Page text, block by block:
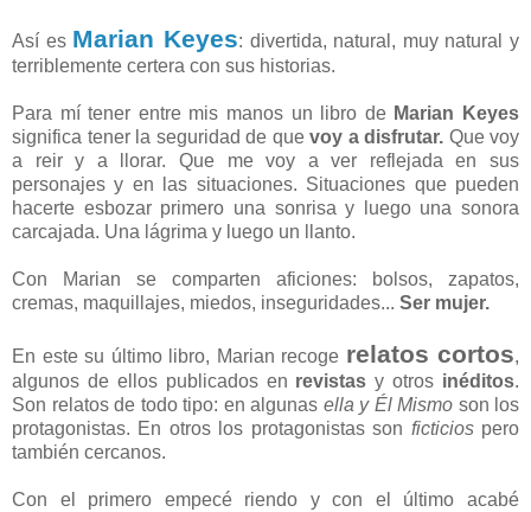
Así es Marian Keyes: divertida, natural, muy natural y
terriblemente certera con sus historias.
Para mí tener entre mis manos un libro de Marian Keyes
significa tener la seguridad de que voy a disfrutar. Que voy
a reir y a llorar. Que me voy a ver reflejada en sus
personajes y en las situaciones. Situaciones que pueden
hacerte esbozar primero una sonrisa y luego una sonora
carcajada. Una lágrima y luego un llanto.
Con Marian se comparten aficiones: bolsos, zapatos,
cremas, maquillajes, miedos, inseguridades... Ser mujer.
En este su último libro, Marian recoge relatos cortos,
algunos de ellos publicados en revistas y otros inéditos.
Son relatos de todo tipo: en algunas ella y Él Mismo son los
protagonistas. En otros los protagonistas son ficticiospero
también cercanos.
Con el primero empecé riendo y con el último acabé